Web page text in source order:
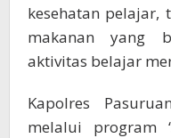
kesehatan pelajar,
makanan yang
aktivitas belajar
Kapolres
melalui program